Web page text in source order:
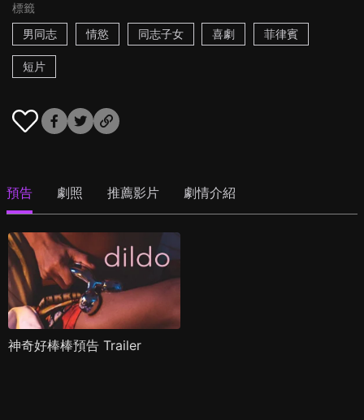
標籤
男同志
情慾 同志子女 喜劇 菲律賓
短片
預告 劇照 推薦影片 劇情介紹
神奇好棒棒預告 Trailer